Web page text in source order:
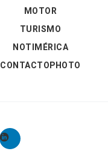
MOTOR
TURISMO
NOTIMÉRICA
CONTACTOPHOTO